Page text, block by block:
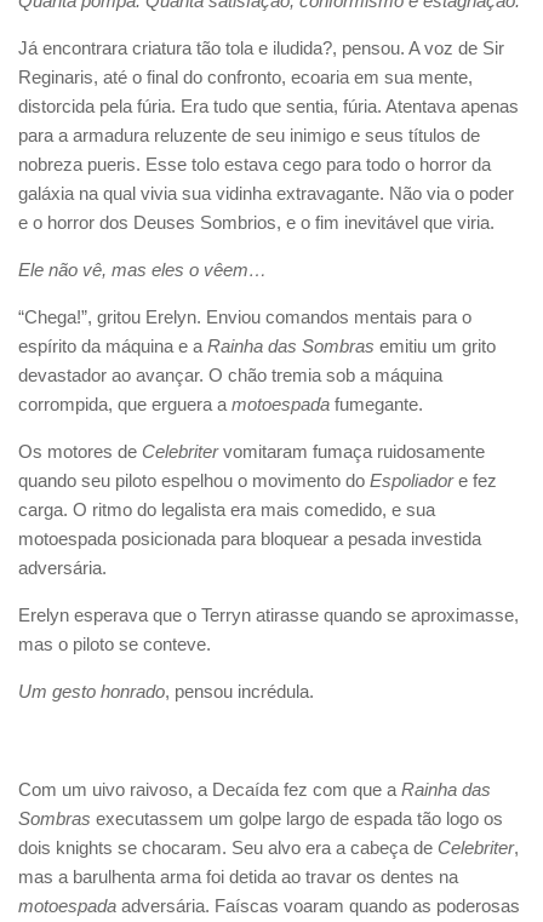
Já encontrara criatura tão tola e iludida?, pensou. A voz de Sir
Reginaris, até o final do confronto, ecoaria em sua mente,
distorcida pela fúria. Era tudo que sentia, fúria. Atentava apenas
para a armadura reluzente de seu inimigo e seus títulos de
nobreza pueris. Esse tolo estava cego para todo o horror da
galáxia na qual vivia sua vidinha extravagante. Não via o poder
e o horror dos Deuses Sombrios, e o fim inevitável que viria.
Ele não vê, mas eles o vêem…
“Chega!”, gritou Erelyn. Enviou comandos mentais para o
espírito da máquina e a Rainha das Sombras emitiu um grito
devastador ao avançar. O chão tremia sob a máquina
corrompida, que erguera a motoespada fumegante.
Os motores de Celebritervomitaram fumaça ruidosamente
quando seu piloto espelhou o movimento do Espoliadore fez
carga. O ritmo do legalista era mais comedido, e sua
motoespada posicionada para bloquear a pesada investida
adversária.
Erelyn esperava que o Terryn atirasse quando se aproximasse,
mas o piloto se conteve.
Um gesto honrado, pensou incrédula.
Com um uivo raivoso, a Decaída fez com que a Rainha das
Sombras executassem um golpe largo de espada tão logo os
dois knights se chocaram. Seu alvo era a cabeça de Celebriter,
mas a barulhenta arma foi detida ao travar os dentes na
motoespada adversária. Faíscas voaram quando as poderosas